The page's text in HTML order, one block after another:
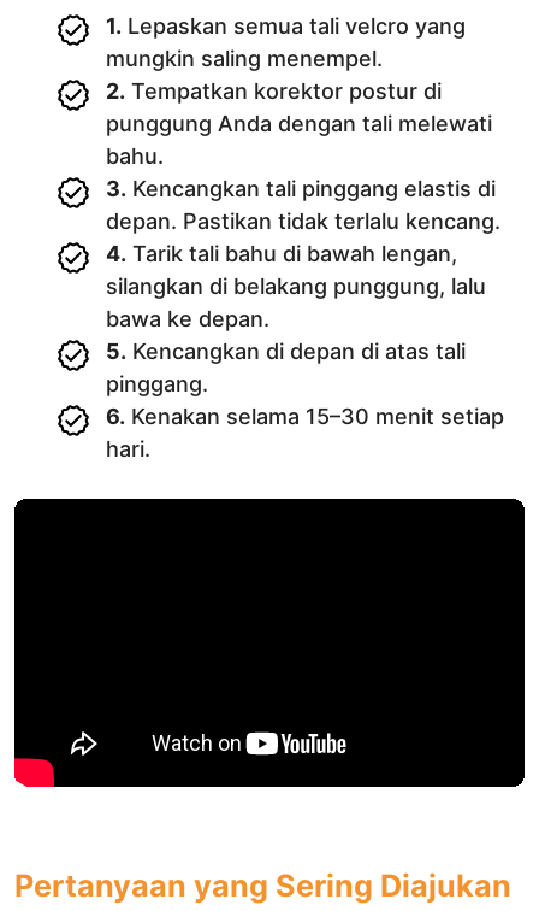
1. Lepaskan semua tali velcro yang
mungkin saling menempel.
2. Tempatkan korektor postur di
punggung Anda dengan tali melewati
bahu.
3. Kencangkan tali pinggang elastis di
depan. Pastikan tidak terlalu kencang.
4. Tarik tali bahu di bawah lengan,
silangkan di belakang punggung, lalu
bawa ke depan.
5. Kencangkan di depan di atas tali
pinggang.
6. Kenakan selama 15–30 menit setiap
hari.
Pertanyaan yang Sering Diajukan